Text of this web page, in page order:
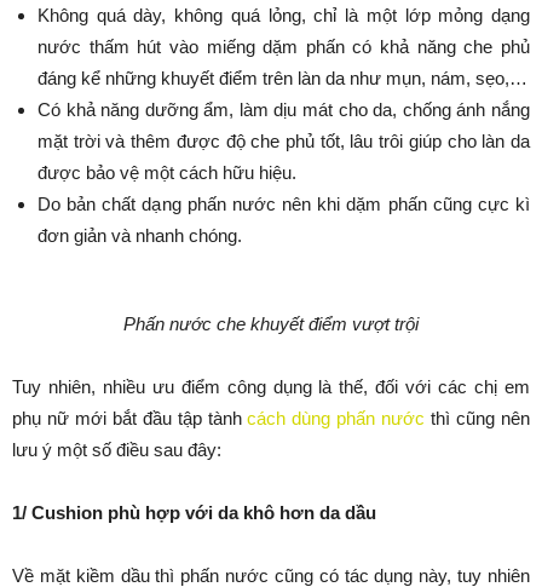
Không quá dày, không quá lỏng, chỉ là một lớp mỏng dạng
nước thấm hút vào miếng dặm phấn có khả năng che phủ
đáng kể những khuyết điểm trên làn da như mụn, nám, sẹo,…
Có khả năng dưỡng ẩm, làm dịu mát cho da, chống ánh nắng
mặt trời và thêm được độ che phủ tốt, lâu trôi giúp cho làn da
được bảo vệ một cách hữu hiệu.
Do bản chất dạng phấn nước nên khi dặm phấn cũng cực kì
đơn giản và nhanh chóng.
Phấn nước che khuyết điểm vượt trội
Tuy nhiên, nhiều ưu điểm công dụng là thế, đối với các chị em
phụ nữ mới bắt đầu tập tànhcách dùng phấn nước thì cũng nên
lưu ý một số điều sau đây:
1/ Cushion phù hợp với da khô hơn da dầu
Về mặt kiềm dầu thì phấn nước cũng có tác dụng này, tuy nhiên